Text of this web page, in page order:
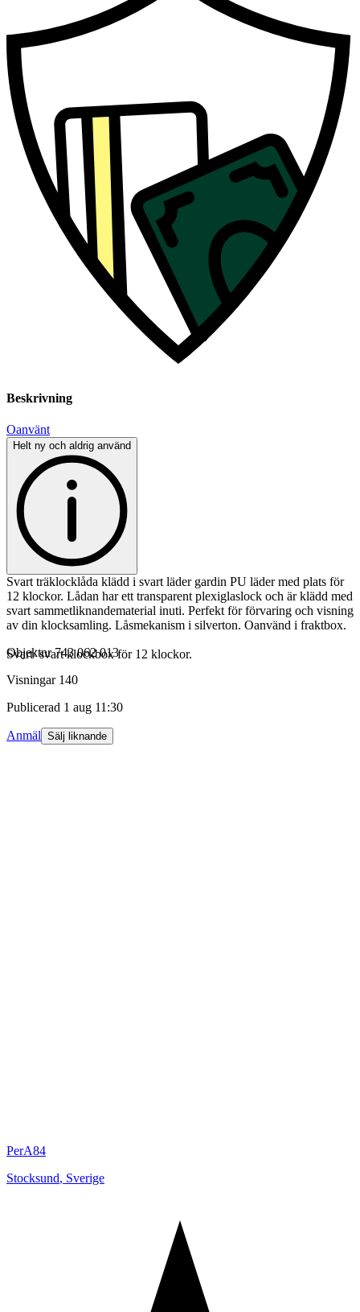
Beskrivning
Oanvänt
Helt ny och aldrig använd
Svart träklocklåda klädd i svart läder gardin PU läder med plats för
12 klockor. Lådan har ett transparent plexiglaslock och är klädd med
svart sammetliknandematerial inuti. Perfekt för förvaring och visning
av din klocksamling. Låsmekanism i silverton. Oanvänd i fraktbox.
Svart/ svart klockbox för 12 klockor.
Objektnr 743 062 013
Visningar 140
Publicerad 1 aug 11:30
Anmäl Sälj liknande
PerA84
Stocksund, Sverige